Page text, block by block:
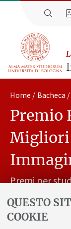
QUESTO
COOKIE
Home Bacheca
Premio
Migliori
Premi per
Pubblicato il17